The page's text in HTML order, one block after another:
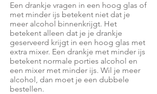
Een drankje vragen in een hoog glas of
met minder ijs betekent niet dat je
meer alcohol binnenkrijgt. Het
betekent alleen dat je je drankje
geserveerd krijgt in een hoog glas met
extra mixer. Een drankje met minder ijs
betekent normale porties alcohol en
een mixer met minder ijs. Wil je meer
alcohol, dan moet je een dubbele
bestellen.